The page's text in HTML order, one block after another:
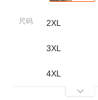
尺码 2XL
3XL
4XL